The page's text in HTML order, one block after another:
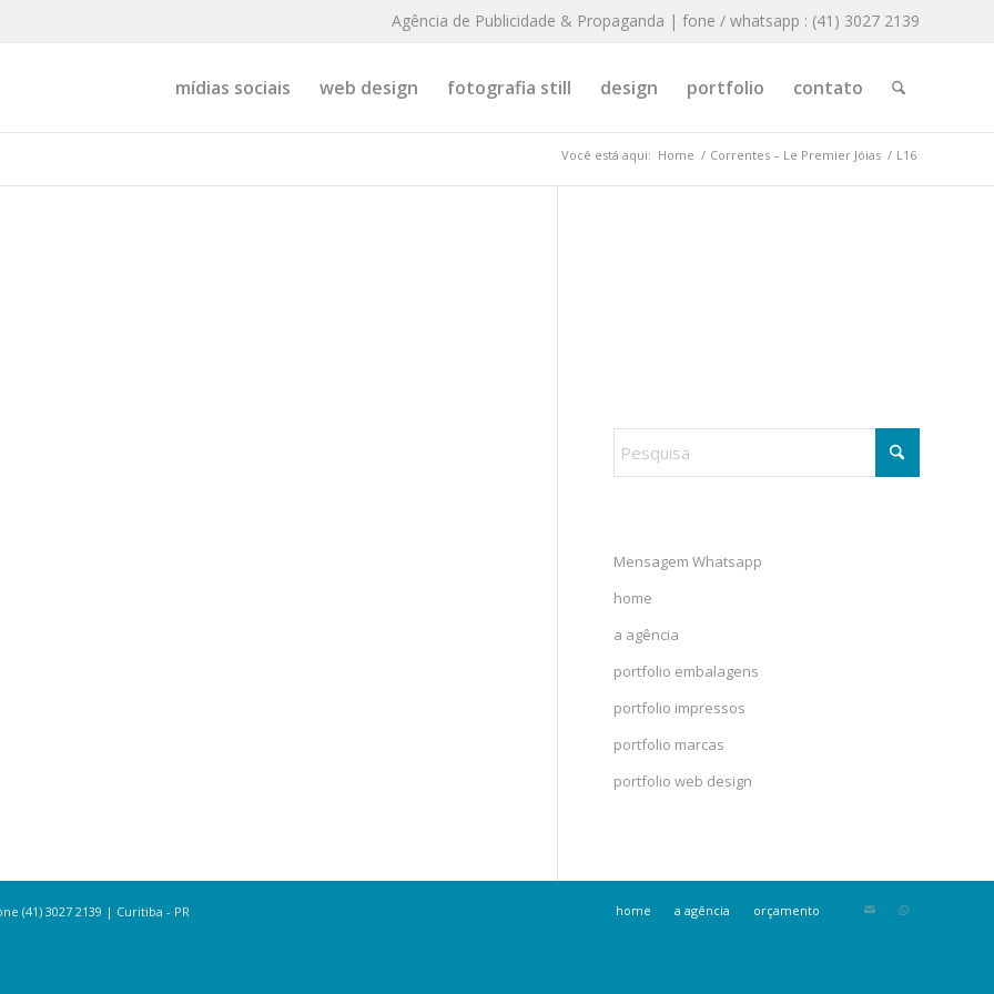
Agência de Publicidade & Propaganda | fone / whatsapp : (41) 3027 2139
mídias sociais web design fotografia still design portfolio contato
Você está aqui: Home / Correntes – Le Premier Jóias / L16
Mensagem Whatsapp
home
a agência
portfolio embalagens
portfolio impressos
portfolio marcas
portfolio web design
(41) 3027 2139 | Curitiba - PR home a agência orçamento